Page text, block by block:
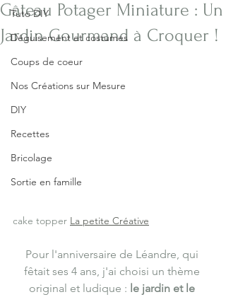
Tuto DIY
Déguisement et costumes
Coups de coeur
Nos Créations sur Mesure
DIY
Recettes
Bricolage
Sortie en famille
Gâteau Potager Miniature : Un
Jardin Gourmand à Croquer !
cake topper La petite Créative
Pour l'anniversaire de Léandre, qui
fêtait ses 4 ans, j'ai choisi un thème
original et ludique : le jardin et le